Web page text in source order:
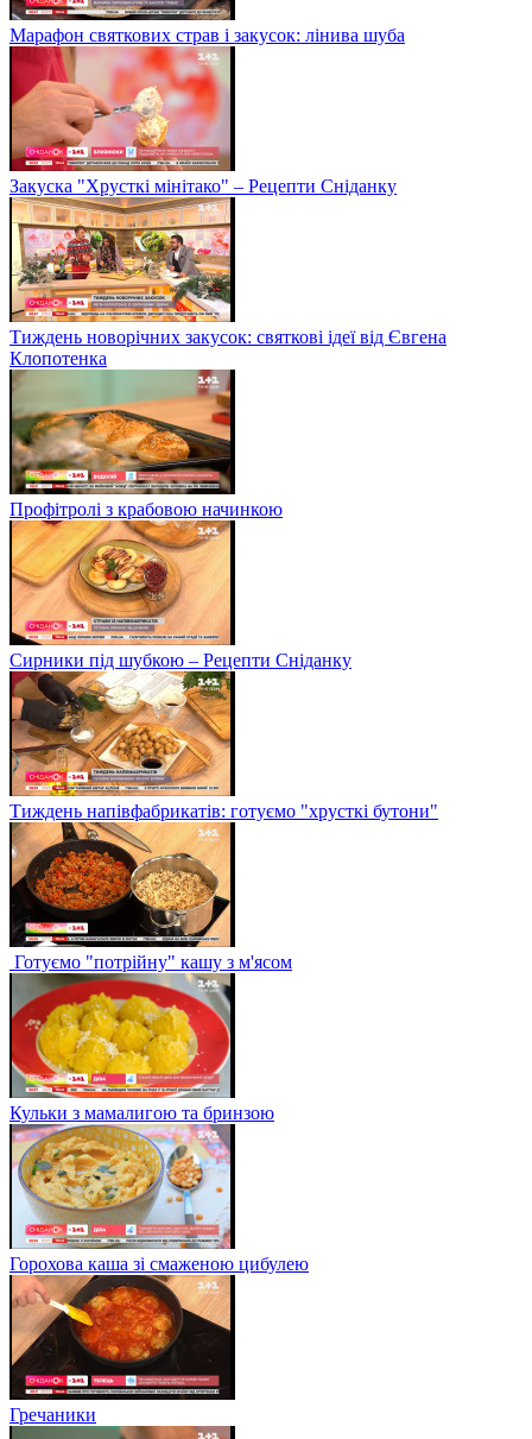
Марафон святкових страв і закусок: лінива шуба
Закуска "Хрусткі мінітако" – Рецепти Сніданку
Тиждень новорічних закусок: святкові ідеї від Євгена
Клопотенка
Профітролі з крабовою начинкою
Сирники під шубкою – Рецепти Сніданку
Тиждень напівфабрикатів: готуємо "хрусткі бутони"
Готуємо "потрійну" кашу з м'ясом
Кульки з мамалигою та бринзою
Горохова каша зі смаженою цибулею
Гречаники